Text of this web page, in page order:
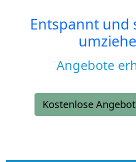
Entspannt und
Angebote
Kostenlose